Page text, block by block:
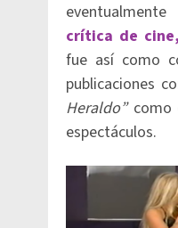
crítica de cine,
fue así como
publicaciones
Heraldo”como
espectáculos.